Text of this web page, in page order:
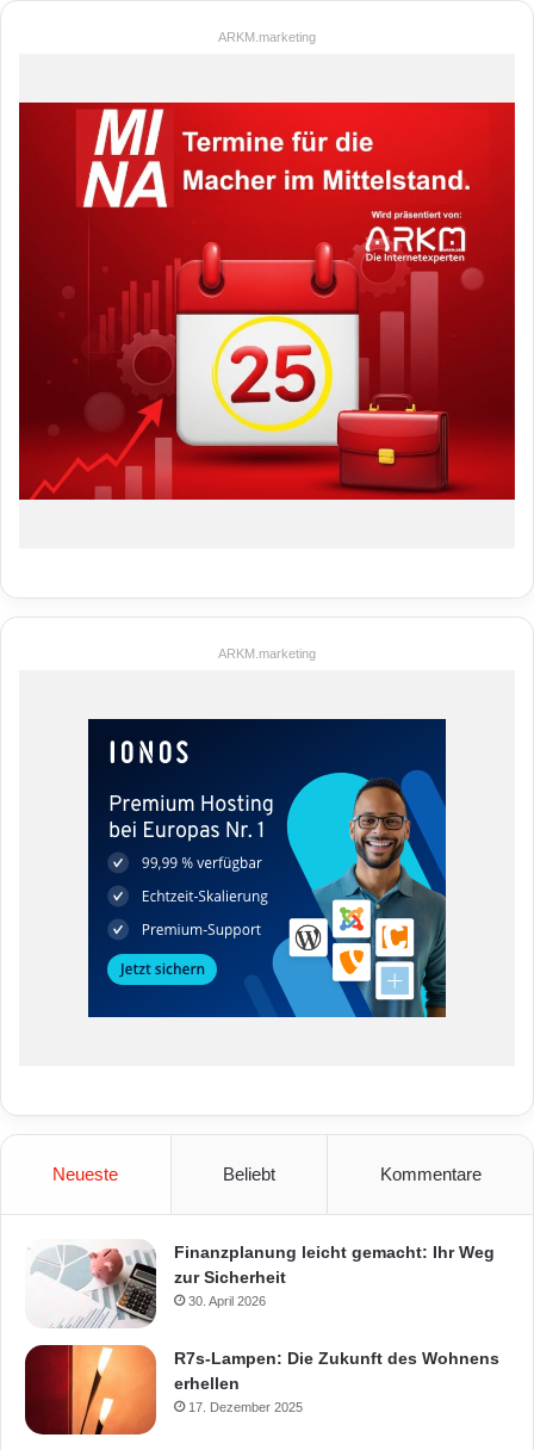
ARKM.marketing
ARKM.marketing
Neueste Beliebt Kommentare
Finanzplanung leicht gemacht: Ihr Weg
zur Sicherheit
30. April 2026
R7s-Lampen: Die Zukunft des Wohnens
erhellen
17. Dezember 2025